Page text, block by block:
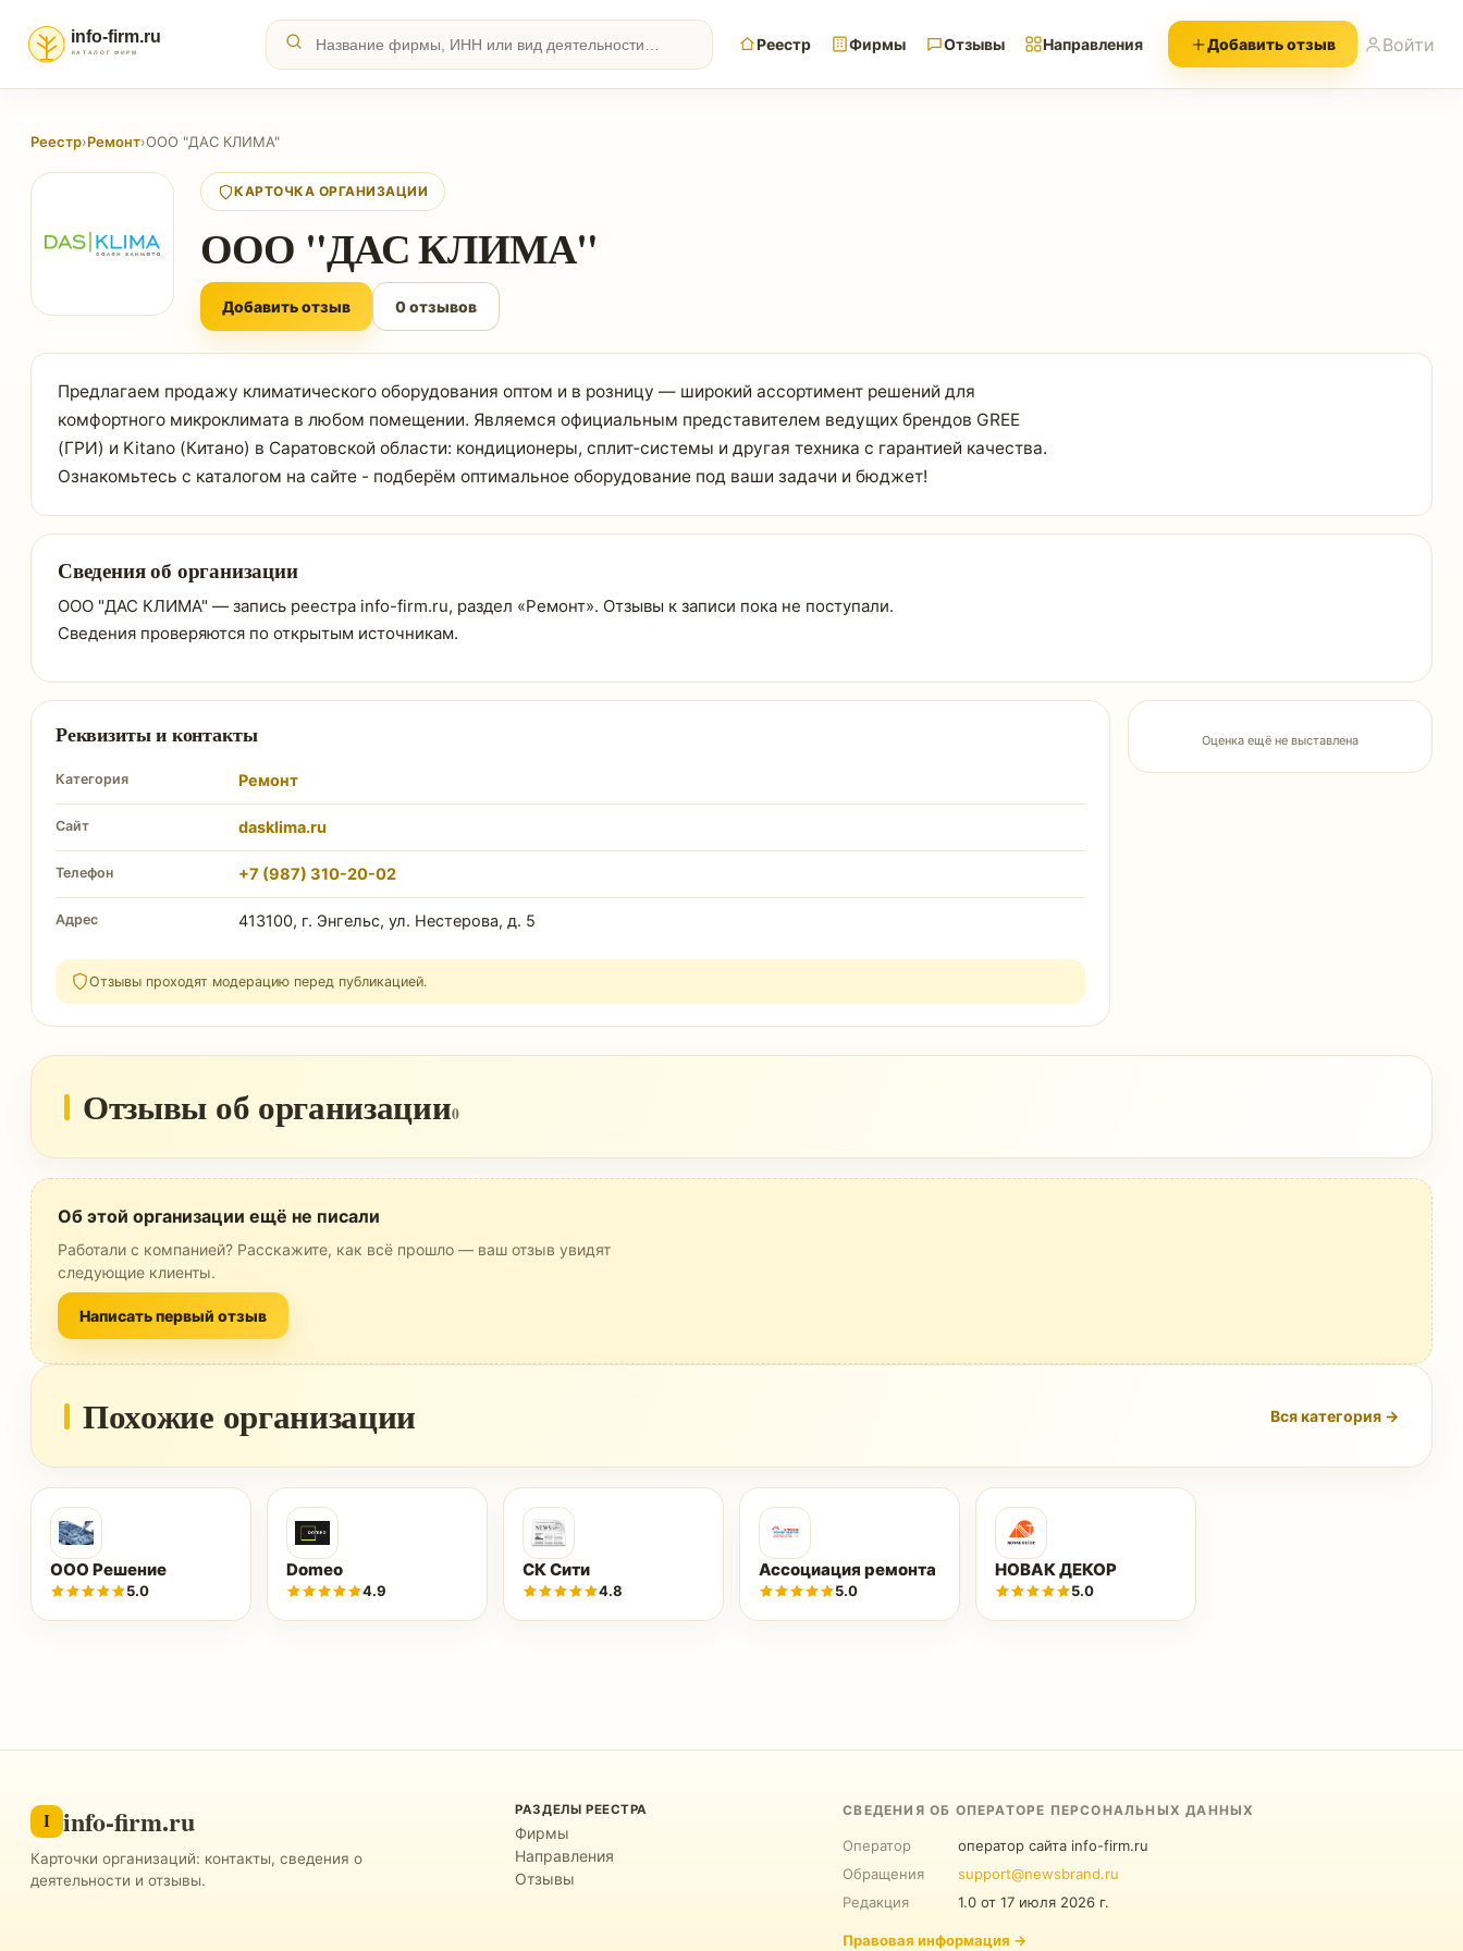
Реестр Фирмы Отзывы Направления Добавить отзыв Войти
Реестр›Ремонт›ООО "ДАС КЛИМА"
КАРТОЧКА ОРГАНИЗАЦИИ
ООО "ДАС КЛИМА"
Добавить отзыв 0 отзывов
Предлагаем продажу климатического оборудования оптом и в розницу — широкий ассортимент решений для
комфортного микроклимата в любом помещении. Являемся официальным представителем ведущих брендов GREE
(ГРИ) и Kitano (Китано) в Саратовской области: кондиционеры, сплит‑системы и другая техника с гарантией качества.
Ознакомьтесь с каталогом на сайте - подберём оптимальное оборудование под ваши задачи и бюджет!
Сведения об организации
ООО "ДАС КЛИМА" — запись реестра info-firm.ru, раздел «Ремонт». Отзывы к записи пока не поступали.
Сведения проверяются по открытым источникам.
Реквизиты и контакты
Категория Ремонт
Сайт dasklima.ru
Телефон +7 (987) 310-20-02
Адрес 413100, г. Энгельс, ул. Нестерова, д. 5
Отзывы проходят модерацию перед публикацией.
Оценка ещё не выставлена
Отзывы об организации0
Об этой организации ещё не писали
Работали с компанией? Расскажите, как всё прошло — ваш отзыв увидят
следующие клиенты.
Написать первый отзыв
Похожие организации Вся категория →
ООО Решение
5.0
Domeo
4.9
СК Сити
4.8
Ассоциация ремонта
5.0
НОВАК ДЕКОР
5.0
I info-firm.ru
Карточки организаций: контакты, сведения о
деятельности и отзывы.
РАЗДЕЛЫ РЕЕСТРА
Фирмы
Направления
Отзывы
СВЕДЕНИЯ ОБ ОПЕРАТОРЕ ПЕРСОНАЛЬНЫХ ДАННЫХ
Оператор
оператор сайта info-firm.ru
Обращения
support@newsbrand.ru
Редакция
1.0 от17 июля 2026 г.
Правовая информация →